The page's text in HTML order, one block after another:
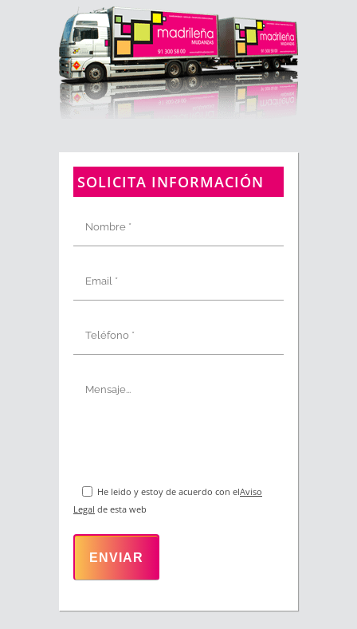
SOLICITA INFORMACIÓN
He leido y estoy de acuerdo con elAviso
Legal de esta web